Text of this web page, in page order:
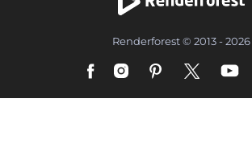
Renderforest © 2013 - 2026